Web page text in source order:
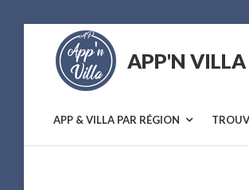
content
APP'N VILLA
APP & VILLA PAR RÉGION